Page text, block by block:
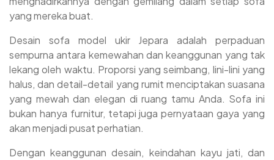
yang mereka buat.
Desain sofa model ukir Jepara adalah perpaduan
sempurna antara kemewahan dan keanggunan yang tak
lekang oleh waktu. Proporsi yang seimbang, lini-lini yang
halus, dan detail-detail yang rumit menciptakan suasana
yang mewah dan elegan di ruang tamu Anda. Sofa ini
bukan hanya furnitur, tetapi juga pernyataan gaya yang
akan menjadi pusat perhatian.
Dengan keanggunan desain, keindahan kayu jati, dan